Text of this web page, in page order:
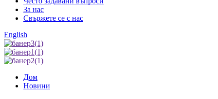
За нас
Свържете се с нас
English
Дом
Новини